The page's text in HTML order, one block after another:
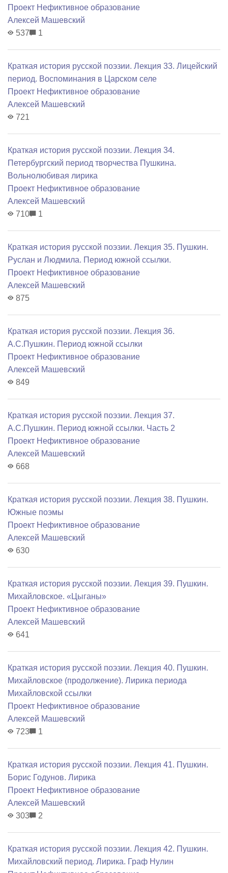
Проект Нефиктивное образование
Алексей Машевский
537
1
Краткая история русской поэзии. Лекция 33. Лицейский
период. Воспоминания в Царском селе
Проект Нефиктивное образование
Алексей Машевский
721
Краткая история русской поэзии. Лекция 34.
Петербургский период творчества Пушкина.
Вольнолюбивая лирика
Проект Нефиктивное образование
Алексей Машевский
710
1
Краткая история русской поэзии. Лекция 35. Пушкин.
Руслан и Людмила. Период южной ссылки.
Проект Нефиктивное образование
Алексей Машевский
875
Краткая история русской поэзии. Лекция 36.
А.С.Пушкин. Период южной ссылки
Проект Нефиктивное образование
Алексей Машевский
849
Краткая история русской поэзии. Лекция 37.
А.С.Пушкин. Период южной ссылки. Часть 2
Проект Нефиктивное образование
Алексей Машевский
668
Краткая история русской поэзии. Лекция 38. Пушкин.
Южные поэмы
Проект Нефиктивное образование
Алексей Машевский
630
Краткая история русской поэзии. Лекция 39. Пушкин.
Михайловское. «Цыганы»
Проект Нефиктивное образование
Алексей Машевский
641
Краткая история русской поэзии. Лекция 40. Пушкин.
Михайловское (продолжение). Лирика периода
Михайловской ссылки
Проект Нефиктивное образование
Алексей Машевский
723
1
Краткая история русской поэзии. Лекция 41. Пушкин.
Борис Годунов. Лирика
Проект Нефиктивное образование
Алексей Машевский
303
2
Краткая история русской поэзии. Лекция 42. Пушкин.
Михайловский период. Лирика. Граф Нулин